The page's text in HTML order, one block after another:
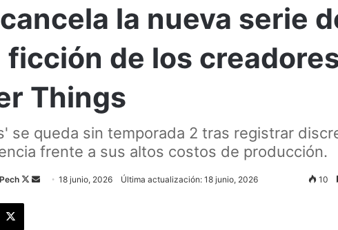
la nueva serie
de los
Things
se queda sin temporada 2 tras registrar
frente a sus altos costos de producción.
Follow
Send18 junio, 2026 Última actualización: 18 junio, 2026 10
X